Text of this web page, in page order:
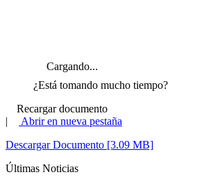
Cargando...
¿Está tomando mucho tiempo?
Recargar documento
|
Abrir en nueva pestaña
Descargar Documento [3.09 MB]
Últimas Noticias